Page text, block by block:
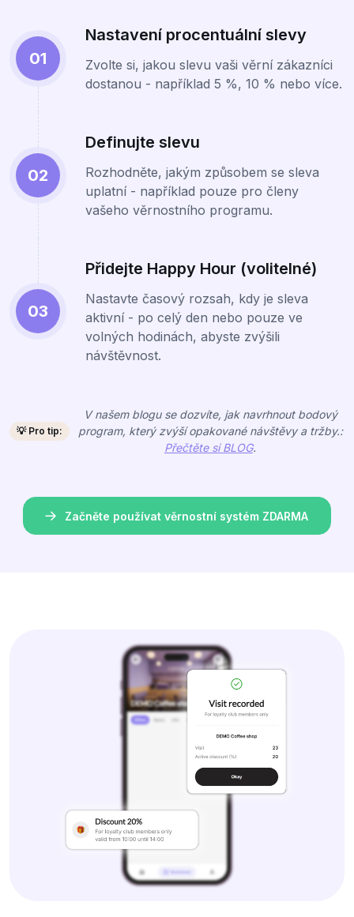
01
Nastavení procentuální slevy
Zvolte si, jakou slevu vaši věrní zákazníci
dostanou - například 5 %, 10 % nebo více.
02
Definujte slevu
Rozhodněte, jakým způsobem se sleva
uplatní - například pouze pro členy
vašeho věrnostního programu.
03
Přidejte Happy Hour (volitelné)
Nastavte časový rozsah, kdy je sleva
aktivní - po celý den nebo pouze ve
volných hodinách, abyste zvýšili
návštěvnost.
💡 Pro tip:
V našem blogu se dozvíte, jak navrhnout bodový
program, který zvýší opakované návštěvy a tržby.:
Přečtěte si BLOG.
Začněte používat věrnostní systém ZDARMA